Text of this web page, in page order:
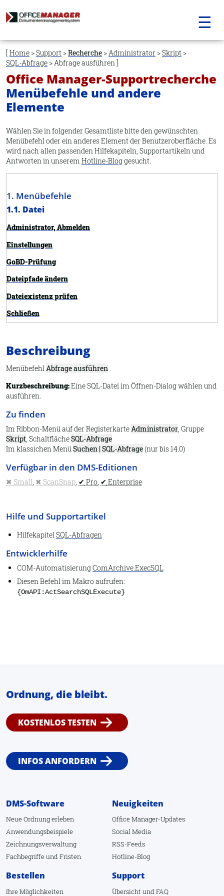
Navigation
überspringen
☰
Home >Support >Recherche >Administrator >Skript >
SQL-Abfrage > Abfrage ausführen
Office Manager-Supportrecherche
Menübefehle und andere
Elemente
Wählen Sie in folgender Gesamtliste bitte den gewünschten
Menübefehl oder ein anderes Element der Benutzeroberfläche. Es
wird nach allen passenden Hilfekapiteln, Supportartikeln und
Antworten in unserem Hotline-Bloggesucht.
1. Menübefehle
1.1. Datei
Administrator, Abmelden
Einstellungen
GoBD-Prüfung
Dateipfade ändern
Dateiexistenz prüfen
Schließen
Übersicht
Felder definieren
Importieren
Information
Synchronisieren
Neues Archiv
Archiv öffnen
Eigenschaften
Datenbankpflege
Dubletten suchen
DATEV Buchungstexte
Lexware Buchhalter
Beenden
An Steuerberater senden
Extrahieren
Anlagen
Vorschau
Senden an CD
In ZIP-Archiv speichern
Übersetzung zeigen
Makro ausführen
Beschreibung
MenübefehlAbfrage ausführen
Kurzbeschreibung:Eine SQL-Datei im Öffnen-Dialog wählen und
ausführen.
Zu finden
Im Ribbon-Menü auf der Registerkarte Administrator , Gruppe
Skript , SchaltflächeSQL-Abfrage
Im klassichen Menü Suchen | SQL-Abfrage(nur bis 14.0)
Verfügbar in den DMS-Editionen
Small ScanSnap Pro Enterprise
Hilfe und Supportartikel
Hilfekapitel SQL-Abfragen
Entwicklerhilfe
COM-AutomatisierungComArchive.ExecSQL
Diesen Befehl im Makro aufrufen:
{OmAPI:ActSearchSQLExecute}
Ordnung, die bleibt.
KOSTENLOS TESTEN
INFOS ANFORDERN
DMS-Software
Neue Ordnung erleben
Anwendungsbeispiele
Zeichnungsverwaltung
Fachbegriffeund Fristen
Neuigkeiten
Office Manager-Updates
Social Media
RSS-Feeds
Hotline-Blog
Bestellen
Ihre Möglichkeiten
Support
Übersicht und FAQ